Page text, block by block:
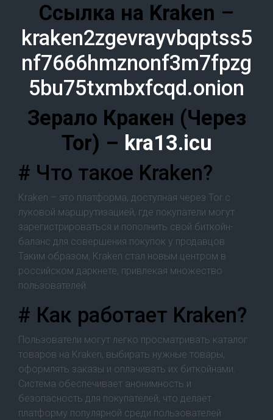
Cсылка на Kraken –
kraken2zgevrayvbqptss5
nf7666hmznonf3m7fpzg
5bu75txmbxfcqd.onion
Зерало Кракен (Через
Tor) – kra13.icu
# Что такое Kraken?
Kraken – это платформа, доступная через Tor с
луковой маршрутизацией, где покупатели могут
зарегистрироваться и пополнить свой биткойн-
баланс для совершения покупок у продавцов.
Таким образом, Kraken стал новым центром в
российском даркнете, привлекая множество
пользователей.
# Как работает Kraken?
Пользователи могут легко просматривать каталог
товаров на Kraken, выбирать нужные товары,
оформлять заказы и оплачивать их биткойнами.
Система обеспечивает анонимность и
безопасность для покупателей, что делает
платформу популярной среди пользователей